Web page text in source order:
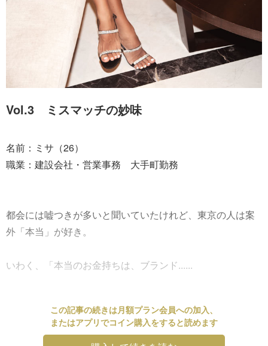
Vol.3 ミスマッチの妙味
名前：ミサ（26）
職業：建設会社・営業事務 大手町勤務
都会には嘘つきが多いと聞いていたけれど、東京の人は案
外「本当」が好き。
いわく、「本当のお金持ちは、ブランド......
この記事の続きは月額プラン会員への加入、
またはアプリでコイン購入をすると読めます